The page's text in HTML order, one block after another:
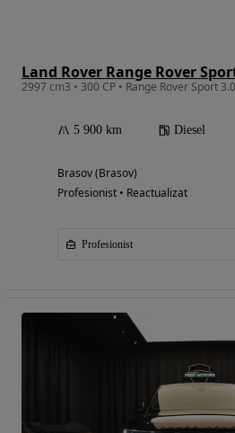
5 900 km Diesel
Brasov (Brasov)
Profesionist • Reactualizat
Profesionist